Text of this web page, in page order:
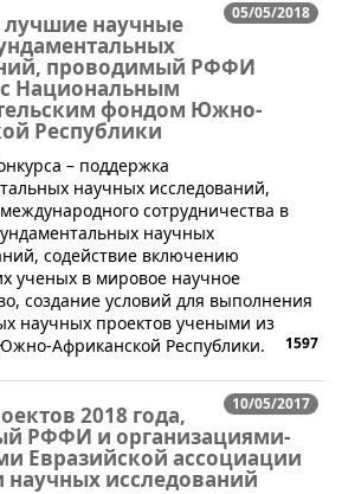
05/05/2018
лучшие научные
проводимый РФФИ
Национальным
фондом Южно-
Республики
– поддержка
научных исследований,
сотрудничества в
научных
содействие включению
ученых в мировое научное
создание условий для выполнения
научных проектов учеными из
Африканской Республики.
1597
10/05/2017
2018 года,
РФФИ и организациями-
Евразийской ассоциации
исследований